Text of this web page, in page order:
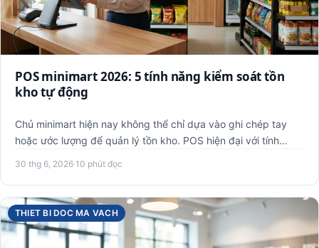
POS minimart 2026: 5 tính năng kiểm soát tồn
kho tự động
Chủ minimart hiện nay không thể chỉ dựa vào ghi chép tay
hoặc ước lượng để quản lý tồn kho. POS hiện đại với tính
30 thg 6, 2026·10 phút đọc
THIET BI DOC MA VACH